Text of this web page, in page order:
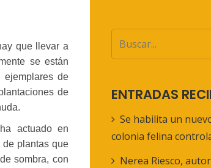
que llevar a
se están
de
de
actuado en
plantas que
sombra, con
ENTRADAS
Se habilita un
colonia felina
Nerea Riesco,